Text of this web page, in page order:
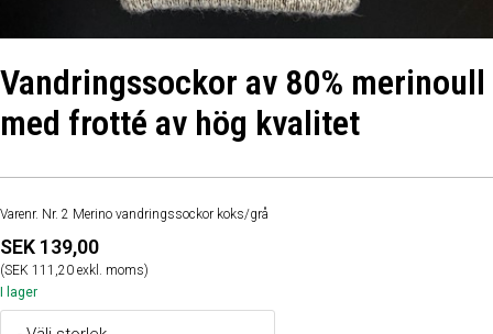
Vandringssockor av 80% merinoull
med frotté av hög kvalitet
Varenr. Nr. 2 Merino vandringssockor koks/grå
SEK 139,00
(SEK 111,20 exkl. moms)
I lager